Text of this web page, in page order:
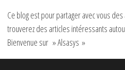
Ce blog est pour partager avec vous
trouverez des articles intéressants
Bienvenue sur » Alsasys »